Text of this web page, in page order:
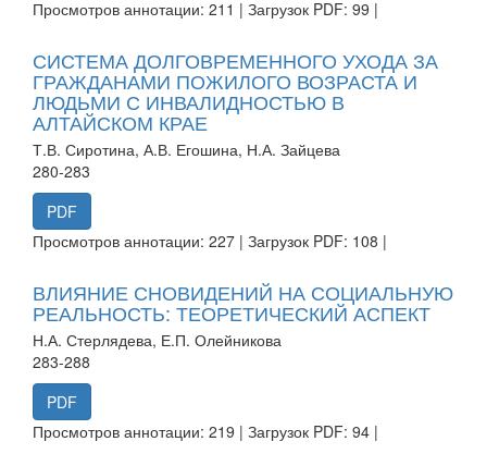
Просмотров аннотации: 211 | Загрузок PDF: 99 |
СИСТЕМА ДОЛГОВРЕМЕННОГО УХОДА ЗА
ГРАЖДАНАМИ ПОЖИЛОГО ВОЗРАСТА И
ЛЮДЬМИ С ИНВАЛИДНОСТЬЮ В
АЛТАЙСКОМ КРАЕ
Т.В. Сиротина, А.В. Егошина, Н.А. Зайцева
280-283
PDF
Просмотров аннотации: 227 | Загрузок PDF: 108 |
ВЛИЯНИЕ СНОВИДЕНИЙ НА СОЦИАЛЬНУЮ
РЕАЛЬНОСТЬ: ТЕОРЕТИЧЕСКИЙ АСПЕКТ
Н.А. Стерлядева, Е.П. Олейникова
283-288
PDF
Просмотров аннотации: 219 | Загрузок PDF: 94 |